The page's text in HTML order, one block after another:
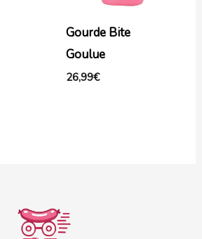
Gourde Bite
Goulue
26,99€